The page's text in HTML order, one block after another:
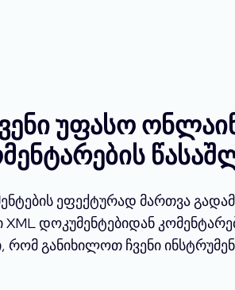
უფასო
ეფექტურად მართვა
XML დოკუმენტებიდან
რომ განიხილოთ ჩვენი